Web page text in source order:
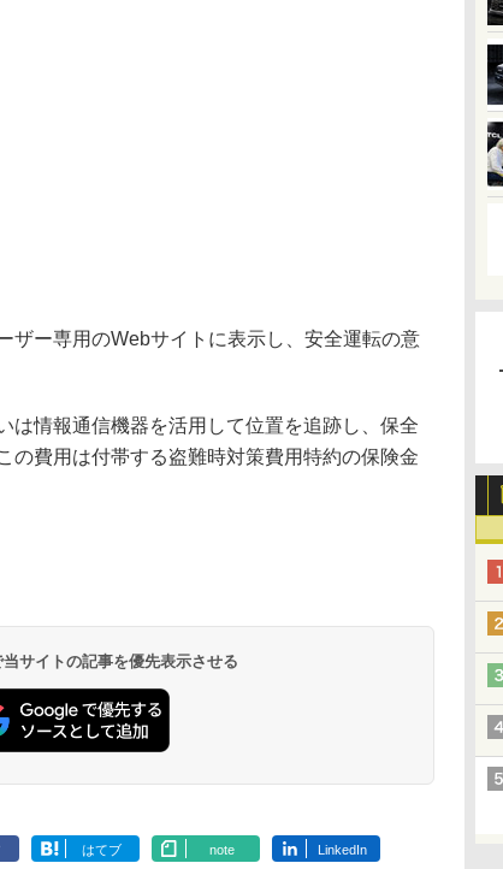
ー専用のWebサイトに表示し、安全運転の意
情報通信機器を活用して位置を追跡し、保全
の費用は付帯する盗難時対策費用特約の保険金
サイトの記事を優先表示させる
はてブ note LinkedIn